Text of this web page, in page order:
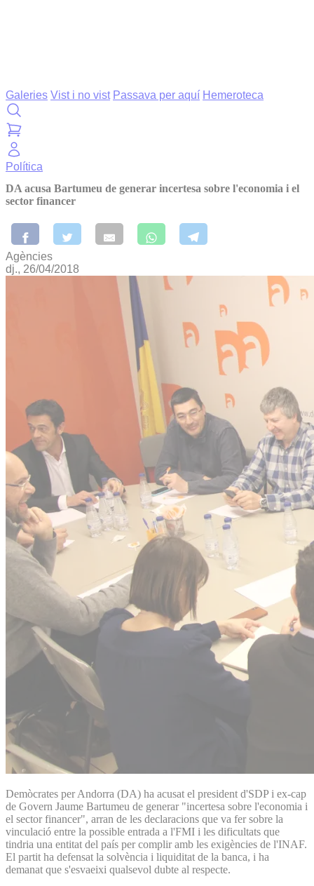
Galeries Vist i no vist Passava per aquí Hemeroteca
Política
DA acusa Bartumeu de generar incertesa sobre l'economia i el
sector financer
Agències
dj., 26/04/2018
Demòcrates per Andorra (DA) ha acusat el president d'SDP i ex-cap
de Govern Jaume Bartumeu de generar "incertesa sobre l'economia i
el sector financer", arran de les declaracions que va fer sobre la
vinculació entre la possible entrada a l'FMI i les dificultats que
tindria una entitat del país per complir amb les exigències de l'INAF.
El partit ha defensat la solvència i liquiditat de la banca, i ha
demanat que s'esvaeixi qualsevol dubte al respecte.